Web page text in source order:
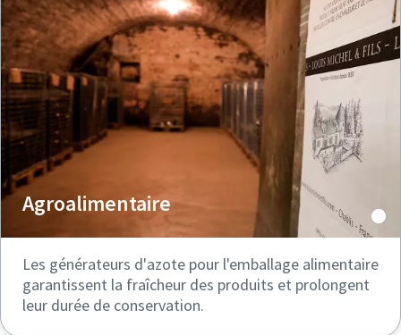
Agroalimentaire
Les générateurs d'azote pour l'emballage alimentaire
garantissent la fraîcheur des produits et prolongent
leur durée de conservation.